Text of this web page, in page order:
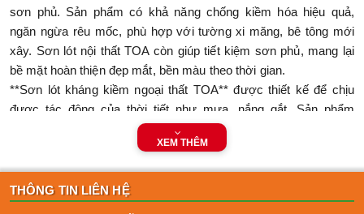
sơn phủ. Sản phẩm có khả năng chống kiềm hóa hiệu quả,
ngăn ngừa rêu mốc, phù hợp với tường xi măng, bê tông mới
xây. Sơn lót nội thất TOA còn giúp tiết kiệm sơn phủ, mang lại
bề mặt hoàn thiện đẹp mắt, bền màu theo thời gian.
**Sơn lót kháng kiềm ngoại thất TOA** được thiết kế để chịu
được tác động của thời tiết như mưa, nắng gắt. Sản phẩm
không chỉ chống kiềm hóa mà còn bảo vệ tường khỏi thấm
nước, rêu mốc, đảm bảo độ bền cho lớp sơn phủ ngoài trời.
Sơn lót ngoại thất TOA có độ bám dính cao, dễ thi công, phù
hợp cho các công trình nhà ở, nhà xưởng.
Để mua sơn lót TOA chính hãng, liên hệ Công ty TNHH
XEM THÊM
THÔNG TIN LIÊN HỆ